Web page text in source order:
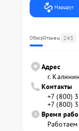
Маршрут
ОбзорОтзывы 245
Адрес
г.
Контакты
+7 (800)
+7 (800)
Время